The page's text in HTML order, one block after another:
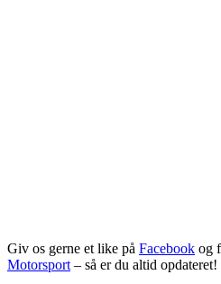
Giv os gerne et like på Facebook og
Motorsport – så er du altid opdateret!